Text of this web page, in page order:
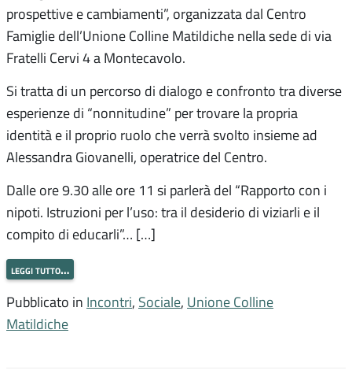
prospettive e cambiamenti”, organizzata dal Centro
Famiglie dell’Unione Colline Matildiche nella sede di via
Fratelli Cervi 4 a Montecavolo.
Si tratta di un percorso di dialogo e confronto tra diverse
esperienze di “nonnitudine” per trovare la propria
identità e il proprio ruolo che verrà svolto insieme ad
Alessandra Giovanelli, operatrice del Centro.
Dalle ore 9.30 alle ore 11 si parlerà del “Rapporto con i
nipoti. Istruzioni per l’uso: tra il desiderio di viziarli e il
compito di educarli”… […]
leggi tutto…
Pubblicato in Incontri, Sociale, Unione Colline
Matildiche